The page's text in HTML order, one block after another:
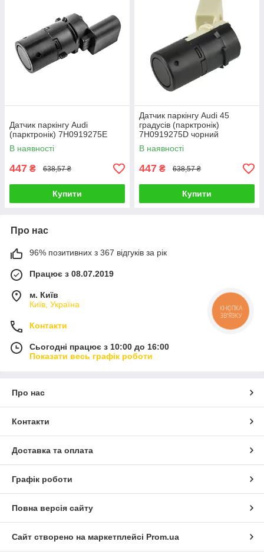
Датчик паркінгу Audi
(парктронік) 7H0919275E
В наявності
447 ₴ 638,57 ₴
Купити
Датчик паркінгу Audi 45
градусів (парктронік)
7H0919275D чорний
В наявності
447 ₴ 638,57 ₴
Купити
Про нас
96% позитивних з 367 відгуків за рік
Працює з 08.07.2019
м. Київ
Київ, Україна
Контакти
Сьогодні працює з 10:00 до 16:00
Показати весь графік роботи
Про нас
Контакти
Доставка та оплата
Графік роботи
Повна версія сайту
Сайт створено на маркетплейсі Prom.ua
КНОПКА
ЗВ'ЯЗКУ